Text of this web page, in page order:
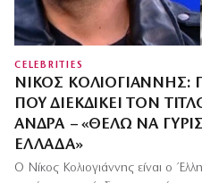
CELEBRITIES
ΝΊΚΟΣ ΚΟΛΙΟΓΙΆΝΝΗΣ:
ΠΟΥ ΔΙΕΚΔΙΚΕΊ ΤΟΝ
ΆΝΔΡΑ – «ΘΈΛΩ ΝΑ
ΕΛΛΆΔΑ»
Ο Νίκος Κολιογιάννης είναι ο